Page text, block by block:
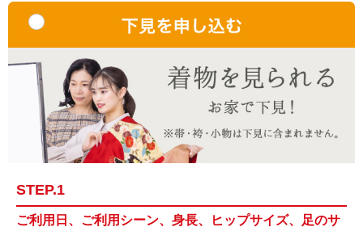
STEP.1
ご利用日、ご利用シーン、身長、ヒップサイズ、足のサ